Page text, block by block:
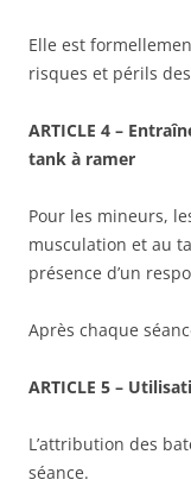
Elle est
risques et périls
ARTICLE 4 –
tank à ramer
Pour les mineurs,
musculation et au
présence d’un
Après chaque
ARTICLE 5 –
L’attribution des
séance.